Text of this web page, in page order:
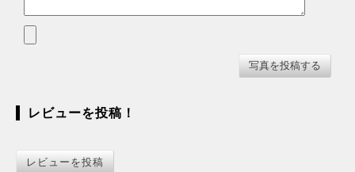
レビューを投稿！
レビューを投稿